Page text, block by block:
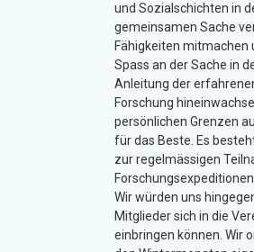
und Sozialschichten in
gemeinsamen Sache
Fähigkeiten mitmachen
Spass an der Sache in
Anleitung der
Forschung
persönlichen Grenzen
für das Beste. Es
zur regelmässigen
Wir würden uns
Mitglieder sich in die
einbringen können. Wir